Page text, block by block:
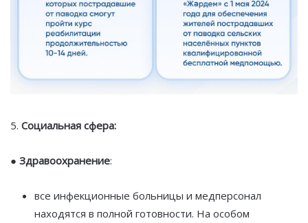
5. Социальная сфера:
● Здравоохранение:
все инфекционные больницы и медперсонал
находятся в полной готовности. На особом